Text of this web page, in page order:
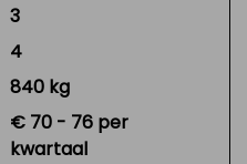
3
4
840 kg
€ 70 - 76 per
kwartaal